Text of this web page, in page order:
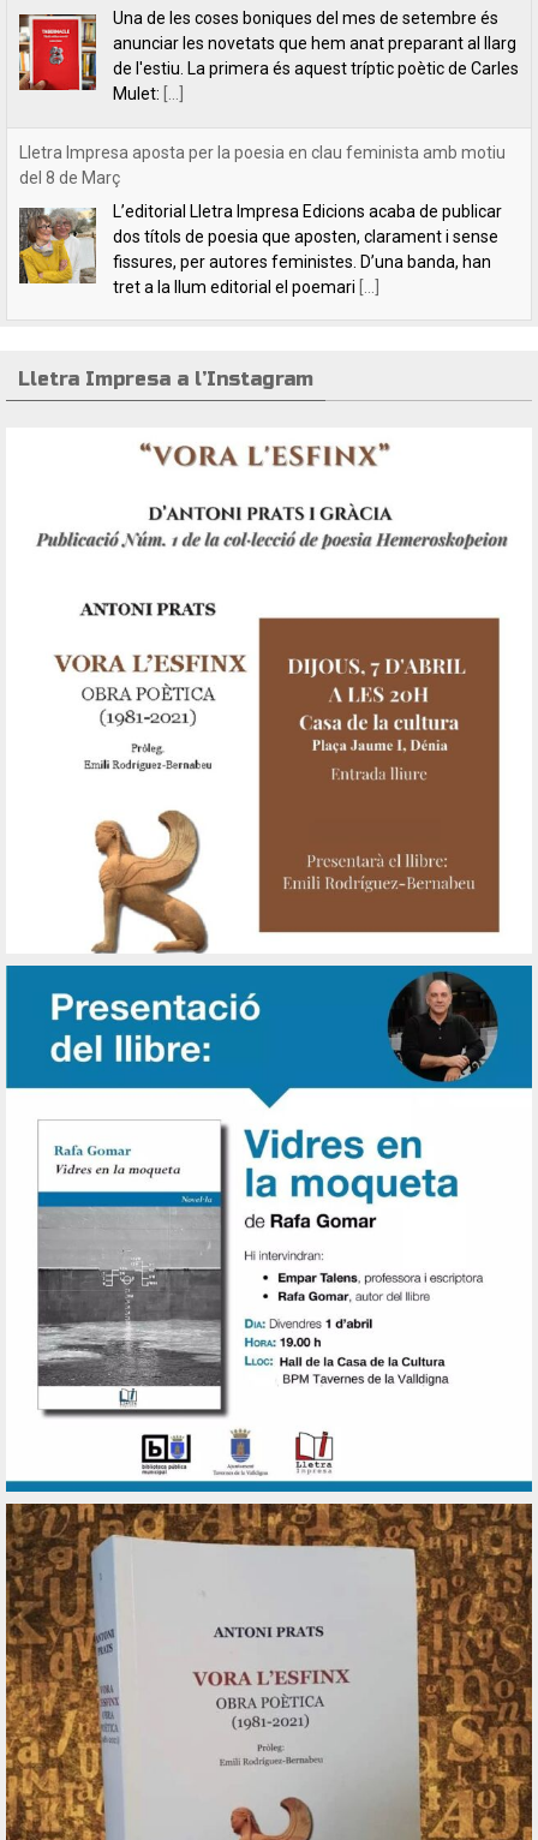
del 8 de Març
L’editorial Lletra Impresa Edicions acaba de publicar
dos títols de poesia que aposten, clarament i sense
fissures, per autores feministes. D’una banda, han
Crida a les lectores i lectors de Lletra Impresa
Estimades lectores / estimats lectors,Volem felicitar-
vos les festes nadalenques i desitjar-vos un any 2025
ple de lectures i de coneixences. Esperem que l’any
vinent ens proveirà de coses positives. Estem
Lletra Impresa a l’Instagram